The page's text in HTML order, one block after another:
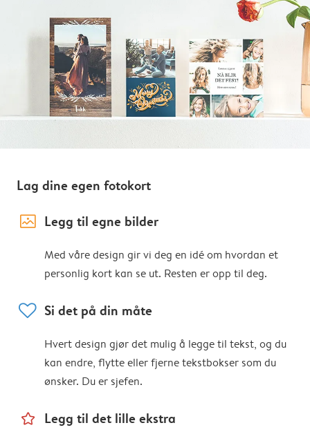
Lag dine egen fotokort
image_placeholder Legg til egne bilder
Med våre design gir vi deg en idé om hvordan et
personlig kort kan se ut. Resten er opp til deg.
heart Si det på din måte
Hvert design gjør det mulig å legge til tekst, og du
kan endre, flytte eller fjerne tekstbokser som du
ønsker. Du er sjefen.
star_outline Legg til det lille ekstra